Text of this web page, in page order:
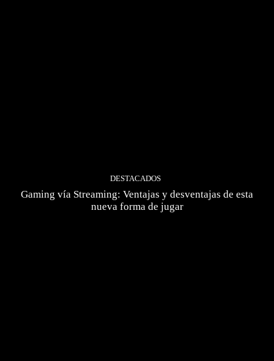
DESTACADOS
Gaming vía Streaming: Ventajas y desventajas de esta
nueva forma de jugar